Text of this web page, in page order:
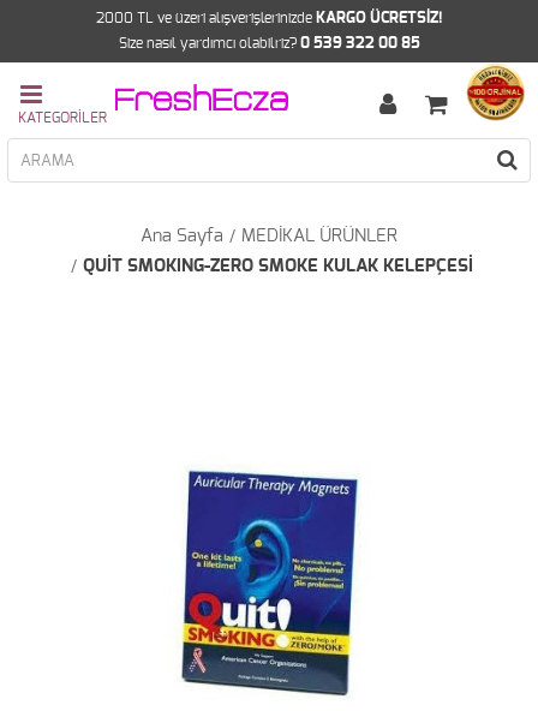
2000 TL ve üzeri alışverişlerinizde KARGO ÜCRETSİZ!
Size nasıl yardımcı olabilriz? 0 539 322 00 85
Ana Sayfa
MEDİKAL ÜRÜNLER
QUİT SMOKING-ZERO SMOKE KULAK KELEPÇESİ